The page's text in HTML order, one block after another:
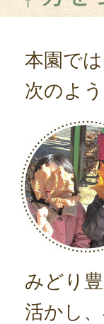
本園で
次のよ
みどり
活かし